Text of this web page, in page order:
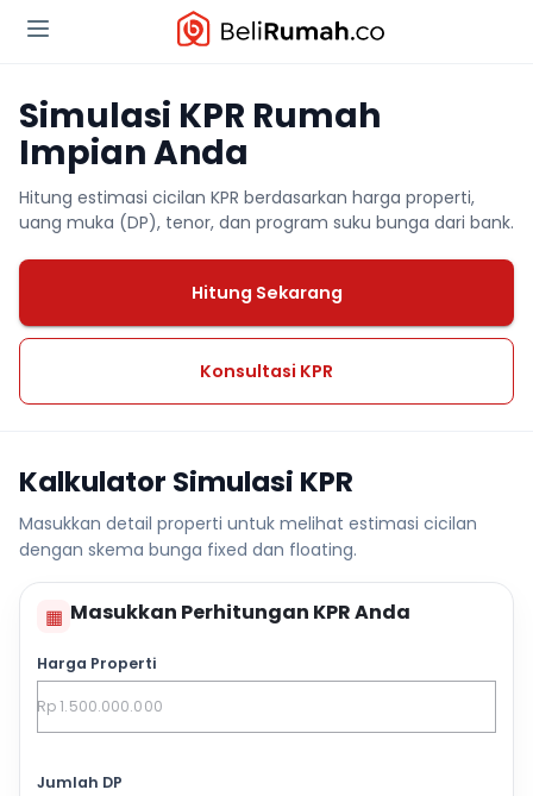
Simulasi KPR Rumah
Impian Anda
Hitung estimasi cicilan KPR berdasarkan harga properti,
uang muka (DP), tenor, dan program suku bunga dari bank.
Hitung Sekarang
Konsultasi KPR
Kalkulator Simulasi KPR
Masukkan detail properti untuk melihat estimasi cicilan
dengan skema bunga fixed dan floating.
▦ Masukkan Perhitungan KPR Anda
Harga Properti
Jumlah DP